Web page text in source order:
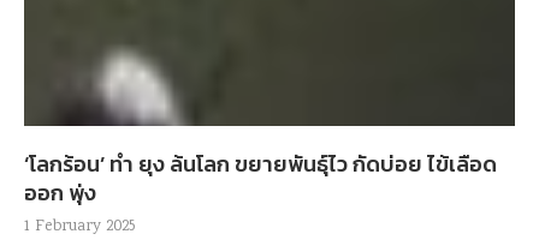
‘โลกร้อน’ ทำ ยุง ล้นโลก ขยายพันธุ์ไว กัดบ่อย ไข้เลือด
ออก พุ่ง
1 February 2025